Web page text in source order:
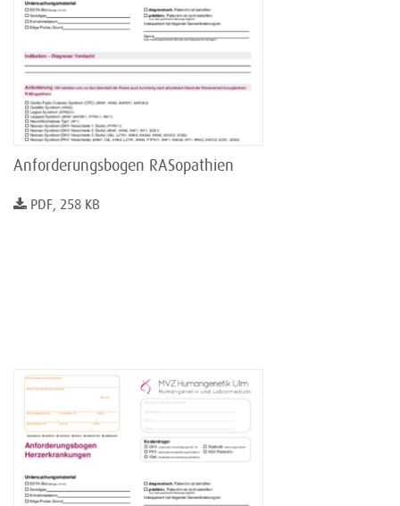
Anforderungsbogen RASopathien
PDF, 258 KB